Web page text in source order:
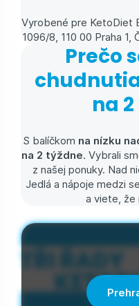
Vyrobené pre KetoDiet
1096/8, 110 00 Praha 1,
Prečo
na
S balíčkom na nízku
na 2 týždne. Vybrali
z našej ponuky. Nad
Jedlá a nápoje medzi
a viete, že